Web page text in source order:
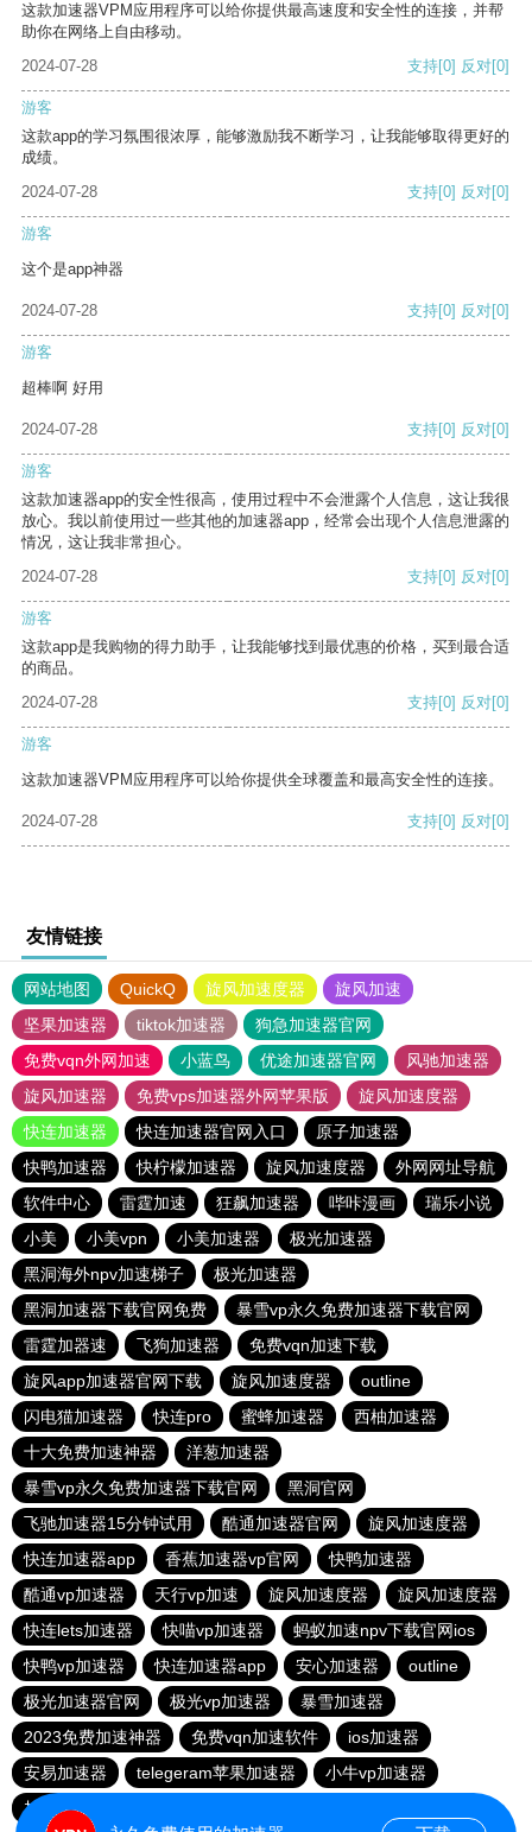
这款加速器VPM应用程序可以给你提供最高速度和安全性的连接，并帮
助你在网络上自由移动。
2024-07-28
支持[0] 反对[0]
游客
这款app的学习氛围很浓厚，能够激励我不断学习，让我能够取得更好的
成绩。
2024-07-28
支持[0] 反对[0]
游客
这个是app神器
2024-07-28 支持[0] 反对[0]
游客
超棒啊 好用
2024-07-28 支持[0] 反对[0]
游客
这款加速器app的安全性很高，使用过程中不会泄露个人信息，这让我很
放心。我以前使用过一些其他的加速器app，经常会出现个人信息泄露的
情况，这让我非常担心。
2024-07-28
支持[0] 反对[0]
游客
这款app是我购物的得力助手，让我能够找到最优惠的价格，买到最合适
的商品。
2024-07-28
支持[0] 反对[0]
游客
这款加速器VPM应用程序可以给你提供全球覆盖和最高安全性的连接。
2024-07-28 支持[0] 反对[0]
友情链接
网站地图 QuickQ 旋风加速度器
旋风加速
坚果加速器
tiktok加速器
狗急加速器官网
免费vqn外网加速
小蓝鸟 优途加速器官网
风驰加速器
旋风加速器
免费vps加速器外网苹果版
旋风加速度器
快连加速器
快连加速器官网入口
原子加速器
快鸭加速器
快柠檬加速器 旋风加速度器
外网网址导航
软件中心
雷霆加速 狂飙加速器 哔咔漫画
瑞乐小说
小美
小美vpn 小美加速器
极光加速器
黑洞海外npv加速梯子
极光加速器
黑洞加速器下载官网免费
暴雪vp永久免费加速器下载官网
雷霆加器速
飞狗加速器
免费vqn加速下载
旋风app加速器官网下载
旋风加速度器
outline
闪电猫加速器
快连pro 蜜蜂加速器
西柚加速器
十大免费加速神器
洋葱加速器
暴雪vp永久免费加速器下载官网
黑洞官网
飞驰加速器15分钟试用
酷通加速器官网
旋风加速度器
快连加速器app
香蕉加速器vp官网
快鸭加速器
酷通vp加速器
天行vp加速 旋风加速度器
旋风加速度器
快连lets加速器
快喵vp加速器
蚂蚁加速npv下载官网ios
快鸭vp加速器
快连加速器app 安心加速器
outline
极光加速器官网
极光vp加速器
暴雪加速器
2023免费加速神器
免费vqn加速软件
ios加速器
安易加速器
telegeram苹果加速器
小牛vp加速器
加速器梯子推荐